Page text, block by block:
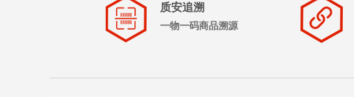
质安追溯
一物一码商品溯源